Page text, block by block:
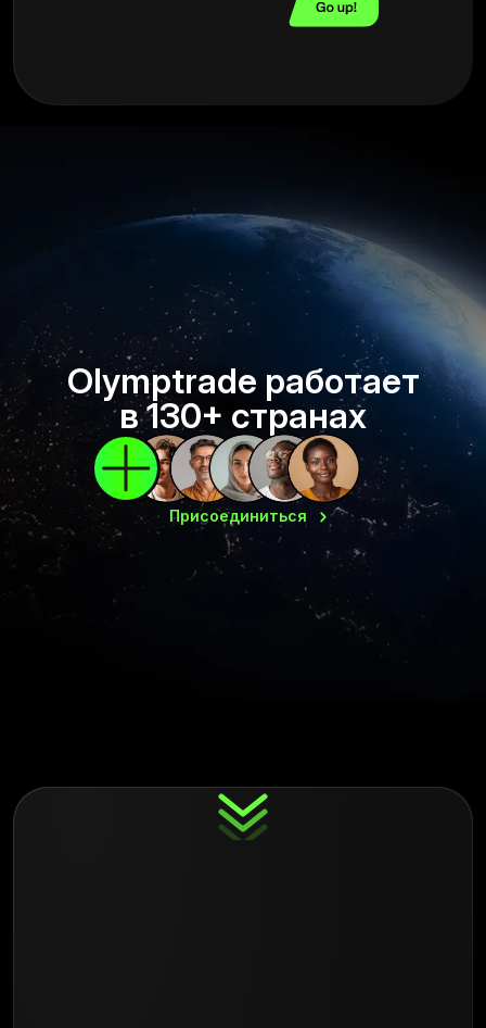
Olymptrade работает
в 130+ странах
Присоединиться